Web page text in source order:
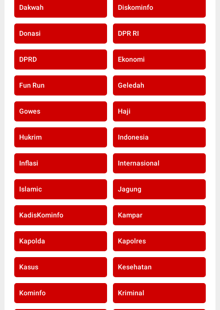
Dakwah Diskominfo
Donasi DPR RI
DPRD Ekonomi
Fun Run Geledah
Gowes Haji
Hukrim Indonesia
Inflasi Internasional
Islamic Jagung
KadisKominfo Kampar
Kapolda Kapolres
Kasus Kesehatan
Kominfo Kriminal